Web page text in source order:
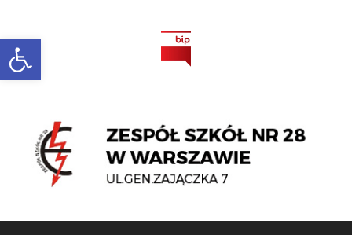
Otwórz pasek narzędzi